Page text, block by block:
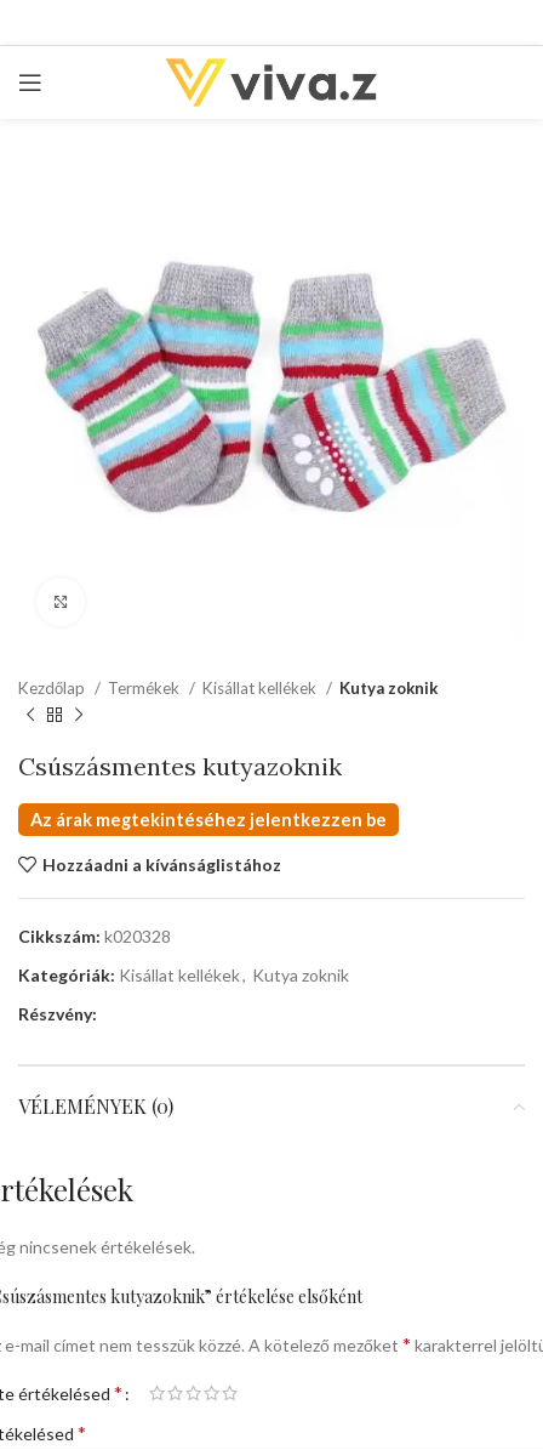
Kezdőlap Termékek Kisállat kellékek Kutya zoknik
Csúszásmentes kutyazoknik
Az árak megtekintéséhez jelentkezzen be
Hozzáadni a kívánságlistához
Cikkszám: k020328
Kategóriák: Kisállat kellékek, Kutya zoknik
Részvény:
VÉLEMÉNYEK (0)
nincsenek értékelések.
kutyazoknik” értékelése elsőként
e-mail címet nem tesszük közzé. A kötelező mezőket * karakterrel
értékelésed *
*